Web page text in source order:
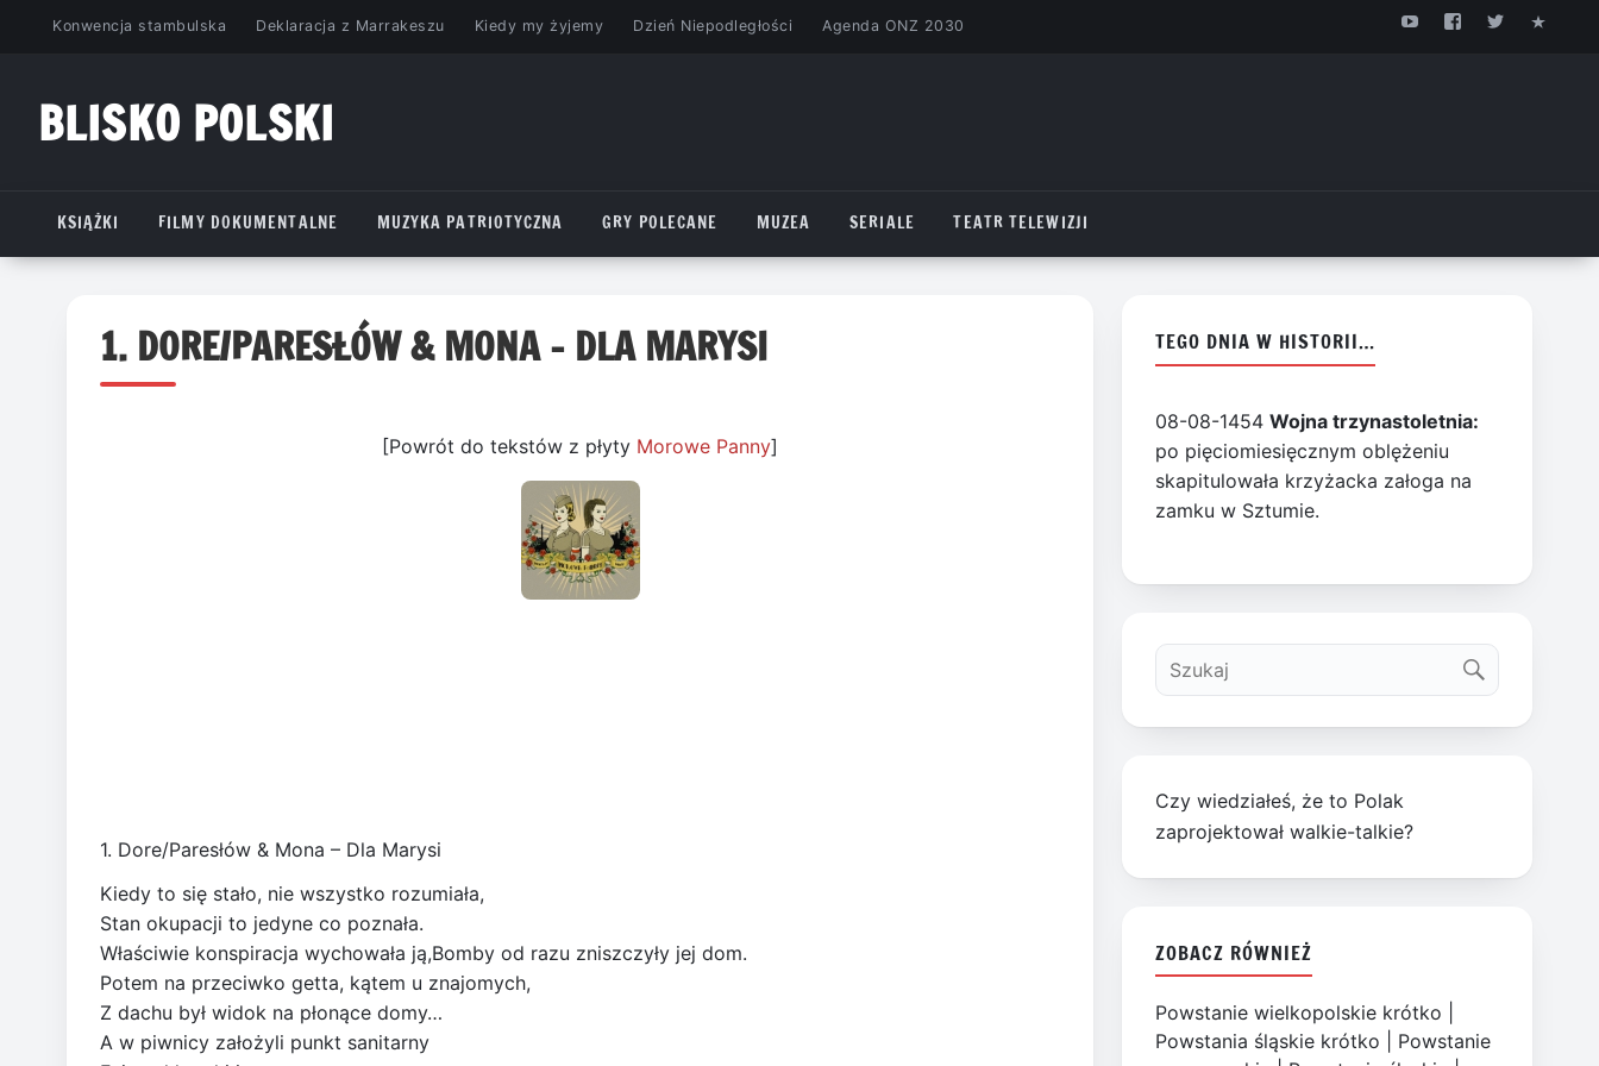
PrzejdźKonwencja stambulska Deklaracja z Marrakeszu Kiedy my żyjemy Dzień Niepodległości Agenda ONZ 2030
BLISKO POLSKI
KSIĄŻKI
FILMY DOKUMENTALNE MUZYKA PATRIOTYCZNA GRY POLECANE MUZEA SERIALE TEATR TELEWIZJI
1. DORE/PARESŁÓW & MONA – DLA MARYSI
[Powrót do tekstów z płyty Morowe Panny]
1. Dore/Paresłów & Mona – Dla Marysi
Kiedy to się stało, nie wszystko rozumiała,
Stan okupacji to jedyne co poznała.
Właściwie konspiracja wychowała ją,Bomby od razu zniszczyły jej dom.
Potem na przeciwko getta, kątem u znajomych,
Z dachu był widok na płonące domy…
A w piwnicy założyli punkt sanitarny
TEGO DNIA W HISTORII…
08-08-1454Wojna trzynastoletnia:
po pięciomiesięcznym oblężeniu
skapitulowała krzyżacka załoga na
zamku w Sztumie.
Czy wiedziałeś, że to Polak
zaprojektował walkie-talkie?
ZOBACZ RÓWNIEŻ
Powstanie wielkopolskie krótko
Powstania śląskie krótko
Powstanie